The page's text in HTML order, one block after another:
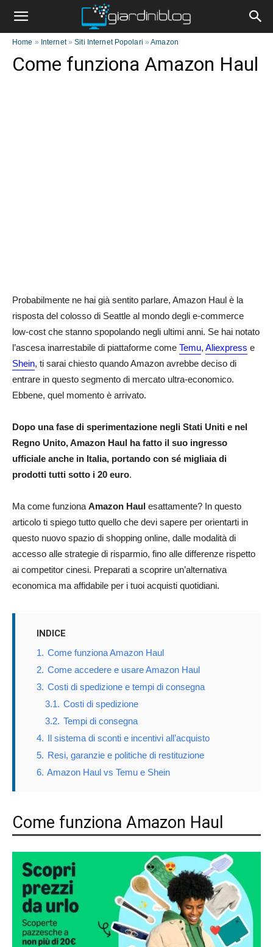
Home » Internet»Siti Internet Popolari »Amazon
Come funziona Amazon Haul
Probabilmente ne hai già sentito parlare, Amazon Haul è la
risposta del colosso di Seattle al mondo degli e-commerce
low-cost che stanno spopolando negli ultimi anni. Se hai notato
l’ascesa inarrestabile di piattaforme come Temu, Aliexpress e
Shein, ti sarai chiesto quando Amazon avrebbe deciso di
entrare in questo segmento di mercato ultra-economico.
Ebbene, quel momento è arrivato.
Dopo una fase di sperimentazione negli Stati Uniti e nel
Regno Unito, Amazon Haul ha fatto il suo ingresso
ufficiale anche in Italia, portando con sé migliaia di
prodotti tutti sotto i 20 euro.
Ma come funziona Amazon Haul esattamente? In questo
articolo ti spiego tutto quello che devi sapere per orientarti in
questo nuovo spazio di shopping online, dalle modalità di
accesso alle strategie di risparmio, fino alle differenze rispetto
ai competitor cinesi. Preparati a scoprire un’alternativa
economica ma affidabile per i tuoi acquisti quotidiani.
INDICE
1. Come funziona Amazon Haul
2. Come accedere e usare Amazon Haul
3. Costi di spedizione e tempi di consegna
3.1. Costi di spedizione
3.2. Tempi di consegna
4. Il sistema di sconti e incentivi all’acquisto
5. Resi, garanzie e politiche di restituzione
6. Amazon Haul vs Temu e Shein
Come funziona Amazon Haul